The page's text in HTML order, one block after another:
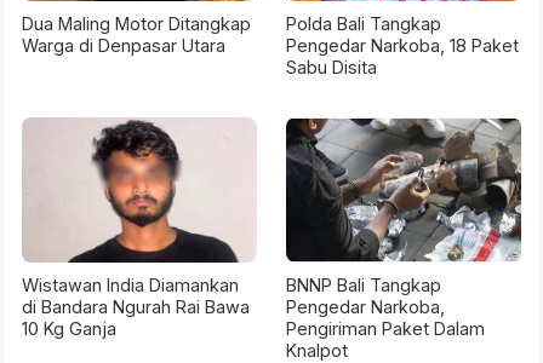
Dua Maling Motor Ditangkap
Warga di Denpasar Utara
Polda Bali Tangkap
Pengedar Narkoba, 18 Paket
Sabu Disita
Wistawan India Diamankan
di Bandara Ngurah Rai Bawa
10 Kg Ganja
BNNP Bali Tangkap
Pengedar Narkoba,
Pengiriman Paket Dalam
Knalpot